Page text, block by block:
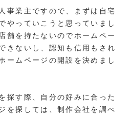
事業主ですので、まずは自宅
やっていこうと思っていまし
舗を持たないのでホームペー
きないし、認知も信用もされ
ームページの開設を決めまし
探す際、自分の好みに合った
を探しては、制作会社を調べ